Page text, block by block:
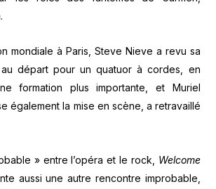
mondiale à Paris, Steve Nieve a revu sa
départ pour un quatuor à cordes, en
formation plus importante, et Muriel
également la mise en scène, a retravaillé
» entre l’opéra et le rock, Welcome
aussi une autre rencontre improbable,